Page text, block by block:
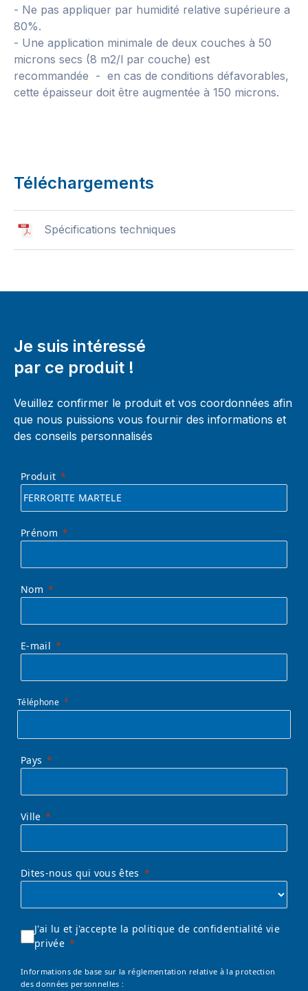
- Ne pas appliquer par humidité relative supérieure a
80%.
- Une application minimale de deux couches à 50
microns secs (8 m2/l par couche) est
recommandée - en cas de conditions défavorables,
cette épaisseur doit être augmentée à 150 microns.
Téléchargements
Spécifications techniques
Je suis intéressé
par ce produit !
Veuillez confirmer le produit et vos coordonnées afin
que nous puissions vous fournir des informations et
des conseils personnalisés
Produit
Prénom
Nom
E-mail
Téléphone
Pays
Ville
Dites-nous qui vous êtes
J'ai lu et j'accepte la politique de confidentialité vie
privée
Informations de base sur la réglementation relative à la protection
des données personnelles :